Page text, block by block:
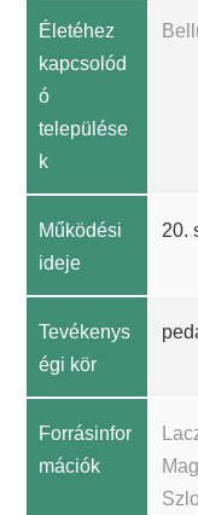
Életéhez
kapcsolód
ó
települése
k
Működési
ideje
20.
Tevékenys
égi kör
Forrásinfor
mációk